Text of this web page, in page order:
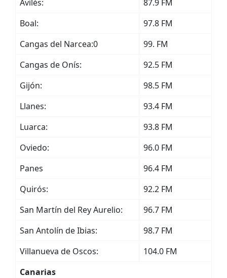
Avilés:
87.9 FM
Boal:
97.8 FM
Cangas del Narcea:0
99. FM
Cangas de Onís:
92.5 FM
Gijón:
98.5 FM
Llanes:
93.4 FM
Luarca:
93.8 FM
Oviedo:
96.0 FM
Panes
96.4 FM
Quirós:
92.2 FM
San Martín del Rey Aurelio:
96.7 FM
San Antolín de Ibias:
98.7 FM
Villanueva de Oscos:
104.0 FM
Canarias